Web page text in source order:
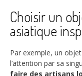
Choisir un
asiatique
Par exemple, un
l’attention par sa
faire des artisans